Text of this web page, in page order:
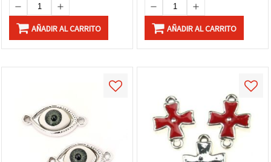
AÑADIR AL CARRITO AÑADIR AL CARRITO